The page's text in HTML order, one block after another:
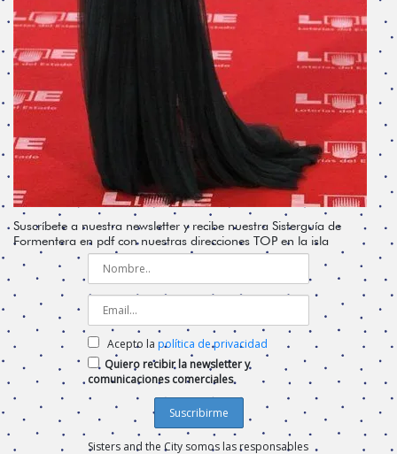
Suscríbete a nuestra newsletter y recibe nuestra Sisterguía de
Formentera en pdf con nuestras direcciones TOP en la isla
Acepto la política de privacidad
Quiero recibir la newsletter y
comunicaciones comerciales
Sisters and the City somos las responsables